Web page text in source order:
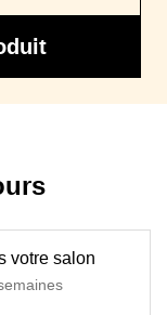
13 cm
gamme à ouverture
grammes)
votre salon